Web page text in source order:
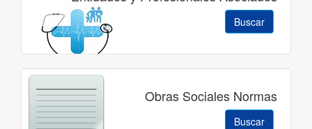
Buscar
Obras Sociales Normas
Buscar